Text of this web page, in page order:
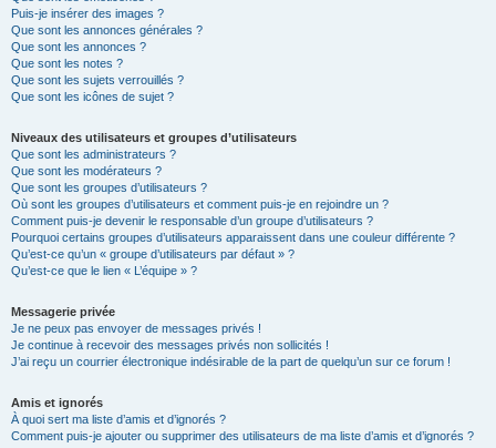
Puis-je insérer des images ?
Que sont les annonces générales ?
Que sont les annonces ?
Que sont les notes ?
Que sont les sujets verrouillés ?
Que sont les icônes de sujet ?
Niveaux des utilisateurs et groupes d’utilisateurs
Que sont les administrateurs ?
Que sont les modérateurs ?
Que sont les groupes d’utilisateurs ?
Où sont les groupes d’utilisateurs et comment puis-je en rejoindre un ?
Comment puis-je devenir le responsable d’un groupe d’utilisateurs ?
Pourquoi certains groupes d’utilisateurs apparaissent dans une couleur différente ?
Qu’est-ce qu’un « groupe d’utilisateurs par défaut » ?
Qu’est-ce que le lien « L’équipe » ?
Messagerie privée
Je ne peux pas envoyer de messages privés !
Je continue à recevoir des messages privés non sollicités !
J’ai reçu un courrier électronique indésirable de la part de quelqu’un sur ce forum !
Amis et ignorés
À quoi sert ma liste d’amis et d’ignorés ?
Comment puis-je ajouter ou supprimer des utilisateurs de ma liste d’amis et d’ignorés ?